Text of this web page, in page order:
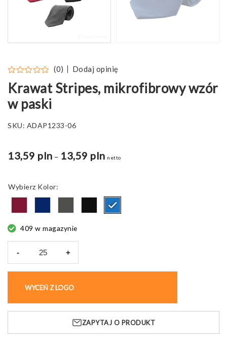
(0) Dodaj opinię
Krawat Stripes, mikrofibrowy wzór
w paski
SKU: ADAP1233-06
13,59 pln – 13,59 plnZakres
do
18,94 pln
netto
Kolor
409 w magazynie
-
mikrofibrowy
wzór
w
+
WYCEŃ Z LOGO
ZAPYTAJ O PRODUKT